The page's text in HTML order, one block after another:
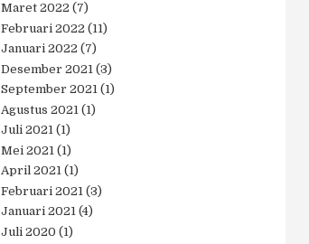
Maret 2022 (7)
Februari 2022 (11)
Januari 2022 (7)
Desember 2021 (3)
September 2021 (1)
Agustus 2021 (1)
Juli 2021 (1)
Mei 2021 (1)
April 2021 (1)
Februari 2021 (3)
Januari 2021 (4)
Juli 2020 (1)